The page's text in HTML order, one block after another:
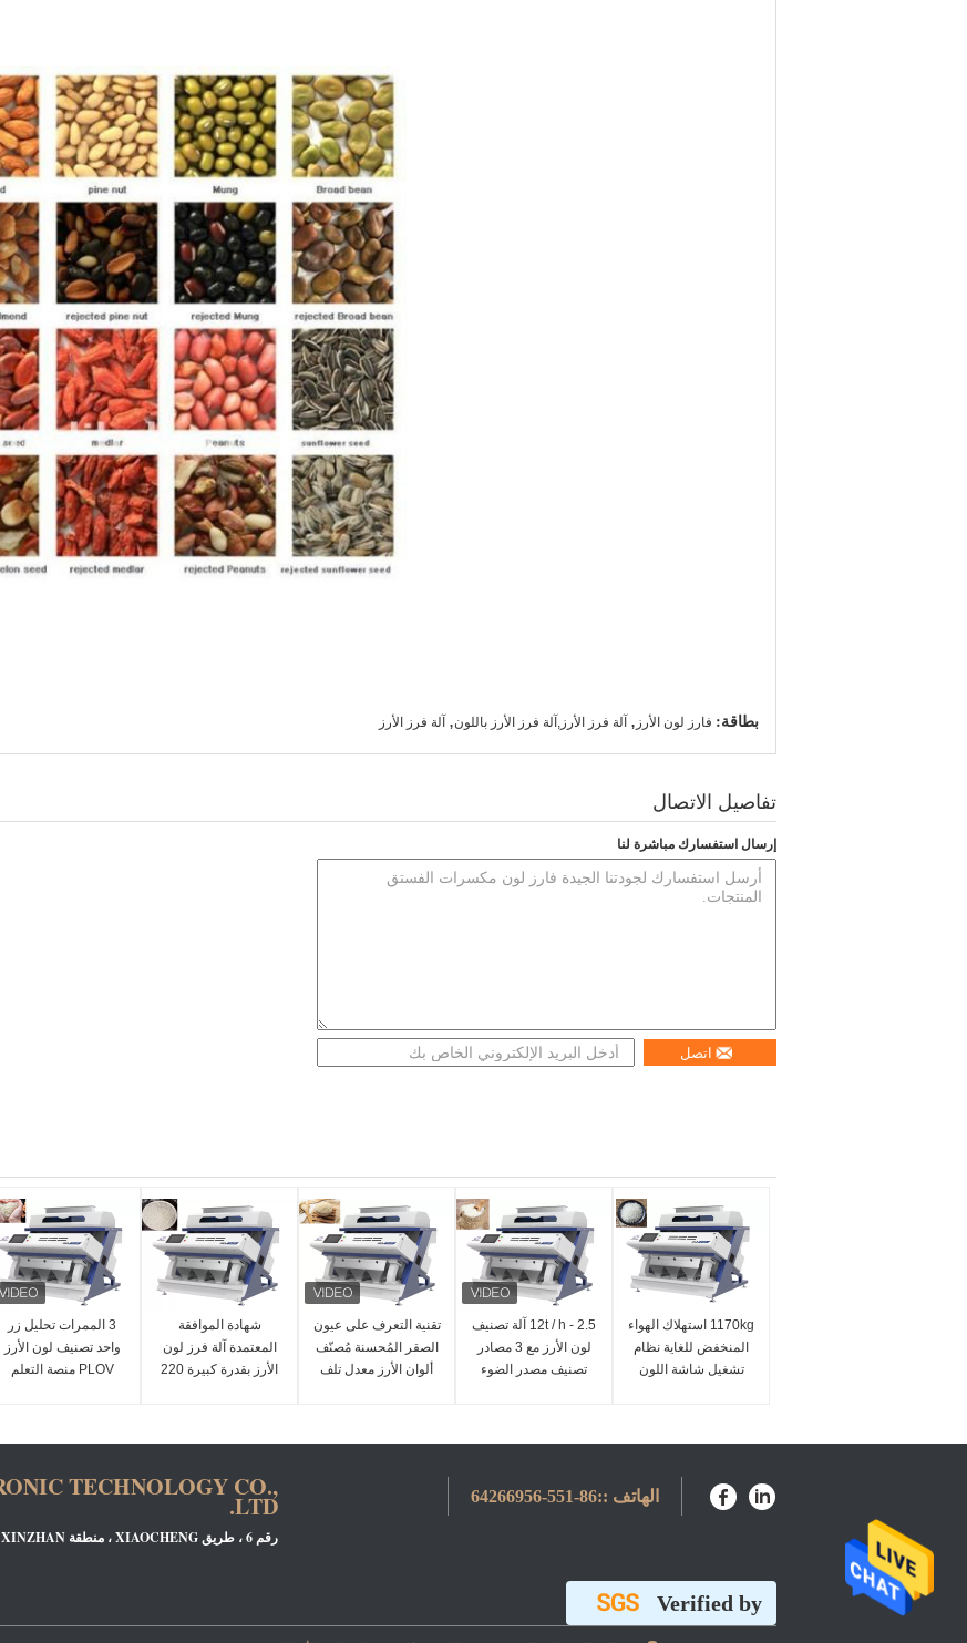
بطاقة: فارز لون الأرز , آلة فرز الأرز,آلة فرز الأرز باللون, آلة فرز الأرز
تفاصيل الاتصال
إرسال استفسارك مباشرة لنا
اتصل
3 الممرات تحليل زر
واحد تصنيف لون الأرز
PLOV منصة التعلم
شهادة الموافقة
المعتمدة آلة فرز لون
الأرز بقدرة كبيرة 220
تقنية التعرف على عيون
الصقر المُحسنة مُصنّف
ألوان الأرز معدل تلف
2.5 - 12t / h آلة تصنيف
لون الأرز مع 3 مصادر
تصنيف مصدر الضوء
1170kg استهلاك الهواء
المنخفض للغاية نظام
تشغيل شاشة اللون
TECHNOLOGY CO.,
LTD.
رقم 6 ، طريق XIAOCHENG ، منطقة XINZHAN ، مدينة HEFEI ، مقاطعة ANHUI
الهاتف ::86-551-64266956
Verified by